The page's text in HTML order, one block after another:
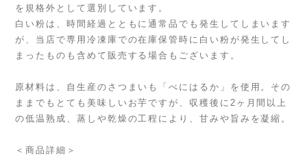
を規格外として選別しています。
白い粉は、時間経過とともに通常品でも発生してしまいます
が、当店で専用冷凍庫での在庫保管時に白い粉が発生してし
まったものも含めて販売する場合もございます。
原材料は、自生産のさつまいも「べにはるか」を使用。その
ままでもとても美味しいお芋ですが、収穫後に2ヶ月間以上
の低温熟成、蒸しや乾燥の工程により、甘みや旨みを凝縮。
＜商品詳細＞